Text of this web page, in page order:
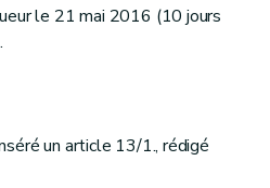
le 21 mai 2016 (10 jours
un article 13/1., rédigé